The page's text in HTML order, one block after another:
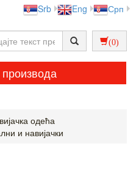
Srb Eng Срп
(0)
производа
одећа
и навијачки